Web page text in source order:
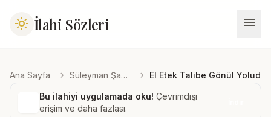
light_mode İlahi Sözleri menu
Ana Sayfa chevron_right Süleyman Şahintürk chevron_right El Etek Talibe Gönül Yoludur
Bu ilahiyi uygulamada oku! Çevrimdışı
erişim ve daha fazlası.